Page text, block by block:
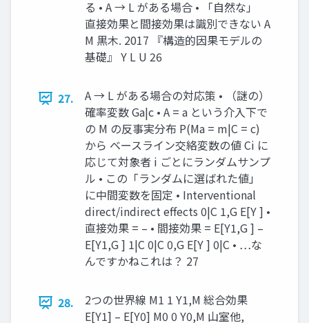
る • A → L がある場合 • 「自然な」
直接効果と間接効果は識別できない A
M 黒木. 2017 『構造的因果モデルの
基礎』 Y L U 26
27.
A → L がある場合の対応策 • （謎の）
確率変数 Ga|c • A = a という介入下で
の M の反事実分布 P(Ma = m|C = c)
から ベースライン交絡変数の値 Ci に
応じて対象者 i ごとにランダムサンプ
ル • この「ランダムに選ばれた値」
に中間変数を固定 • Interventional
direct/indirect effects 0|C 1,G E[Y ] •
直接効果 = – • 間接効果 = E[Y1,G ] –
E[Y1,G ] 1|C 0|C 0,G E[Y ] 0|C • …な
んですかねこれは？ 27
28.
2つの世界線 M1 1 Y1,M 総合効果
E[Y1] – E[Y0] M0 0 Y0,M 山室他,